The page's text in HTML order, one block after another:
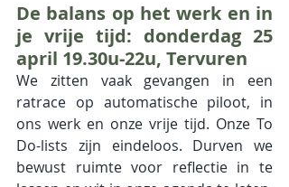
De balans op het werk en in
je vrije tijd: donderdag 25
april 19.30u-22u, Tervuren
We zitten vaak gevangen in een
ratrace op automatische piloot, in
ons werk en onze vrije tijd. Onze To
Do-lists zijn eindeloos. Durven we
bewust ruimte voor reflectie in te